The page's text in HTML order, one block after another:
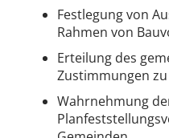
Festlegung von
Rahmen von
Erteilung des
Zustimmungen
Wahrnehmung